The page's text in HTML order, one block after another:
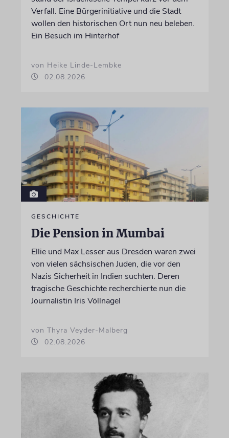
Verfall. Eine Bürgerinitiative und die Stadt
wollen den historischen Ort nun neu beleben.
Ein Besuch im Hinterhof
von Heike Linde-Lembke
02.08.2026
GESCHICHTE
Die Pension in Mumbai
Ellie und Max Lesser aus Dresden waren zwei
von vielen sächsischen Juden, die vor den
Nazis Sicherheit in Indien suchten. Deren
tragische Geschichte recherchierte nun die
Journalistin Iris Völlnagel
von Thyra Veyder-Malberg
02.08.2026